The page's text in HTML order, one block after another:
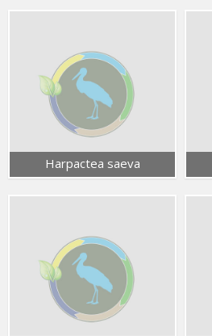
Harpactea saeva